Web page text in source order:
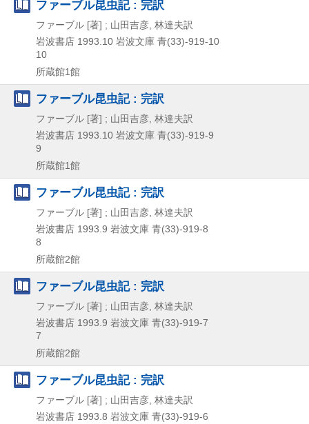
ファーブル昆虫記 : 完訳
ファーブル [著] ; 山田吉彦, 林達夫訳
岩波書店 1993.10 岩波文庫 青(33)-919-10
10
所蔵館1館
ファーブル昆虫記 : 完訳
ファーブル [著] ; 山田吉彦, 林達夫訳
岩波書店 1993.10 岩波文庫 青(33)-919-9
9
所蔵館1館
ファーブル昆虫記 : 完訳
ファーブル [著] ; 山田吉彦, 林達夫訳
岩波書店 1993.9 岩波文庫 青(33)-919-8
8
所蔵館2館
ファーブル昆虫記 : 完訳
ファーブル [著] ; 山田吉彦, 林達夫訳
岩波書店 1993.9 岩波文庫 青(33)-919-7
7
所蔵館2館
ファーブル昆虫記 : 完訳
ファーブル [著] ; 山田吉彦, 林達夫訳
岩波書店 1993.8 岩波文庫 青(33)-919-6